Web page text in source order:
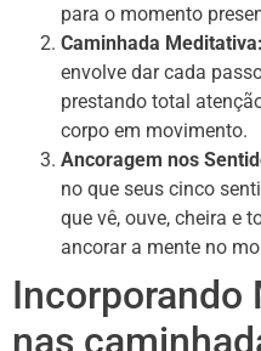
para o momento
Caminhada Meditativa:
envolve dar cada
prestando total
corpo em movimento.
Ancoragem nos
no que seus cinco
que vê, ouve, cheira e
ancorar a mente no
Incorporando
nas